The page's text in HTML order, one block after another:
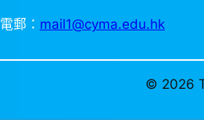
電郵： mail1@cyma.edu.hk
© 2026